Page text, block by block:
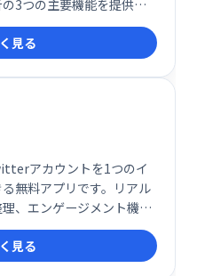
3つの主要機能を提供し
略を効果的に推進し、顧
化することで、ビジネス
見る
アカウントを1つのイ
無料アプリです。リアル
、エンゲージメント機能
ディア戦略を効率化しま
管理し、迅速な対応と効
。
見る